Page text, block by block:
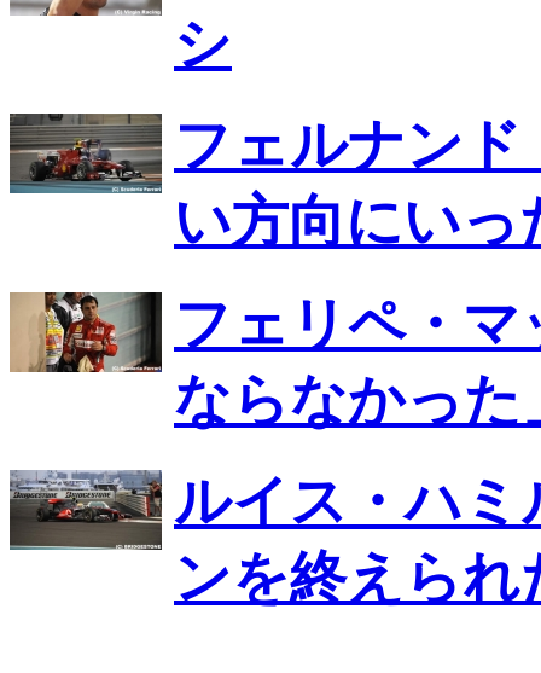
シ
フェルナン
い方向にいっ
フェリペ・
ならなかった
ルイス・ハミ
ンを終えら